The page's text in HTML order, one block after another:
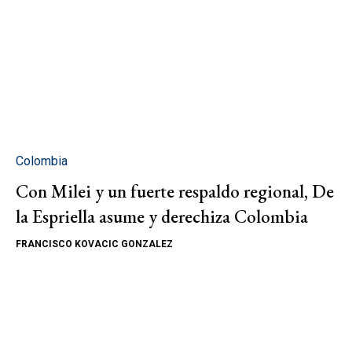
Colombia
Con Milei y un fuerte respaldo regional, De
la Espriella asume y derechiza Colombia
FRANCISCO KOVACIC GONZALEZ